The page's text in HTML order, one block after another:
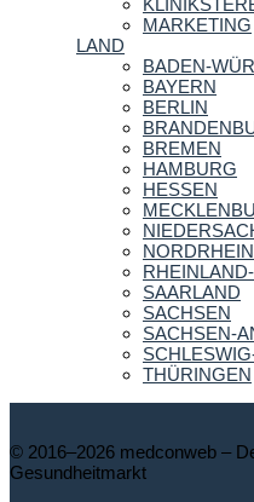
MARKETING
LAND
BADEN-
BAYERN
BERLIN
BREMEN
HAMBURG
HESSEN
SAARLAND
SACHSEN
SACHSEN-
THÜRINGEN
© 2016–2026 medconweb –
Gesundheitmarkt